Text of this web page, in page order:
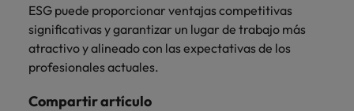
ESG puede proporcionar ventajas competitivas
significativas y garantizar un lugar de trabajo más
atractivo y alineado con las expectativas de los
profesionales actuales.
Compartir artículo